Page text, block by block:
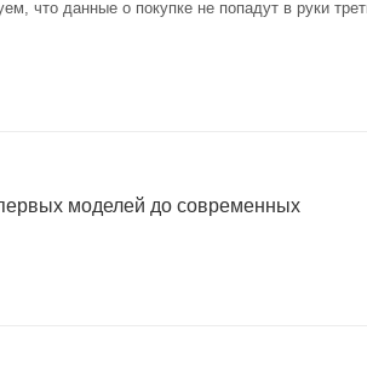
что данные о покупке не попадут в руки
моделей до современных